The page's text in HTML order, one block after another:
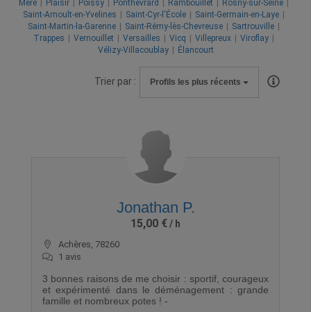
Méré
Plaisir Poissy Ponthévrard Rambouillet
Rosny-sur-Seine
Saint-Arnoult-en-Yvelines
Saint-Cyr-l'École
Saint-Germain-en-Laye
Saint-Martin-la-Garenne
Saint-Rémy-lès-Chevreuse
Sartrouville
Trappes
Vernouillet Versailles Vicq Villepreux
Viroflay
Vélizy-Villacoublay
Élancourt
Trier par : Profils les plus récents
Jonathan P.
15,00 €
Achères, 78260
1 avis
3 bonnes raisons de me choisir : sportif, courageux
et expérimenté dans le déménagement : grande
famille et nombreux potes ! -